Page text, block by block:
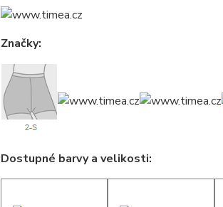
Značky:
Dostupné barvy a velikosti: